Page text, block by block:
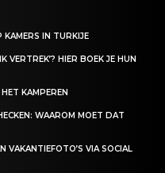
IN TURKIJE
VERTREK’? HIER BOEK JE HUN
KAMPEREN
WAAROM MOET DAT
VAKANTIEFOTO’S VIA SOCIAL